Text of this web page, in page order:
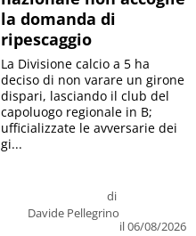
la domanda di
ripescaggio
di
Davide Pellegrino
il 06/08/2026
La Divisione calcio a 5 ha
deciso di non varare un girone
dispari, lasciando il club del
capoluogo regionale in B;
ufficializzate le avversarie dei
gi...